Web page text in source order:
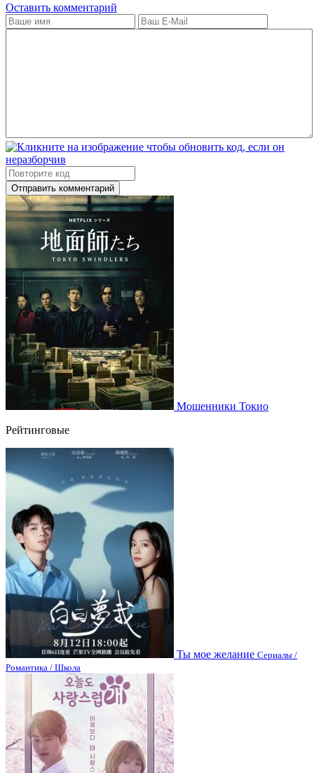
Оставить комментарий
Отправить комментарий
Мошенники Токио
Рейтинговые
Ты мое желание Сериалы /
Романтика / Школа